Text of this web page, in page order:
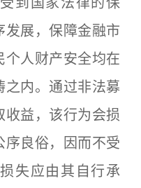
发展，保障金融市
个人财产安全均在
之内。通过非法募
收益，该行为会损
序良俗，因而不受
失应由其自行承